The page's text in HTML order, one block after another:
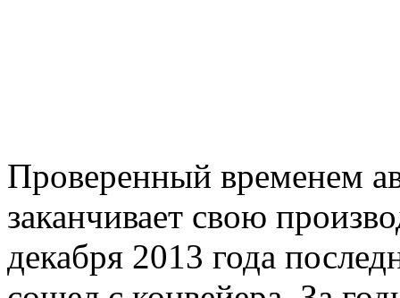
Проверенный временем
заканчивает свою
декабря 2013 года